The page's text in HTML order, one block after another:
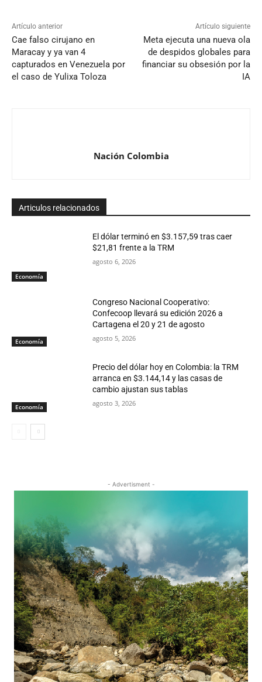
Artículo anterior
Cae falso cirujano en
Maracay y ya van 4
capturados en Venezuela por
el caso de Yulixa Toloza
Artículo siguiente
Meta ejecuta una nueva ola
de despidos globales para
financiar su obsesión por la
IA
Nación Colombia
Articulos relacionados
Economía
El dólar terminó en $3.157,59 tras caer
$21,81 frente a la TRM
agosto 6, 2026
Economía
Congreso Nacional Cooperativo:
Confecoop llevará su edición 2026 a
Cartagena el 20 y 21 de agosto
agosto 5, 2026
Economía
Precio del dólar hoy en Colombia: la TRM
arranca en $3.144,14 y las casas de
cambio ajustan sus tablas
agosto 3, 2026
- Advertisment -